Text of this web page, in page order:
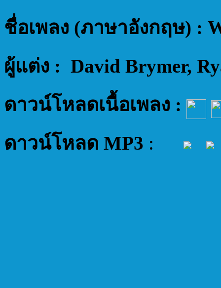
ชื่อเพลง (ภาษาอังกฤษ) :
ผู้แต่ง : David Brymer,
ดาวน์โหลดเนื้อเพลง :
ดาวน์โหลด MP3 :